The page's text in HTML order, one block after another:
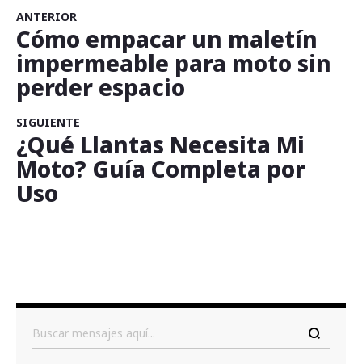
ANTERIOR
Cómo empacar un maletín
impermeable para moto sin
perder espacio
SIGUIENTE
¿Qué Llantas Necesita Mi
Moto? Guía Completa por
Uso